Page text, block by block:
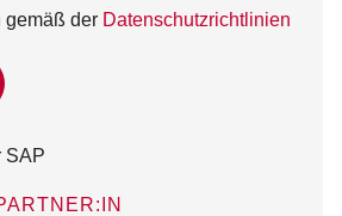
gemäß der Datenschutzrichtlinien